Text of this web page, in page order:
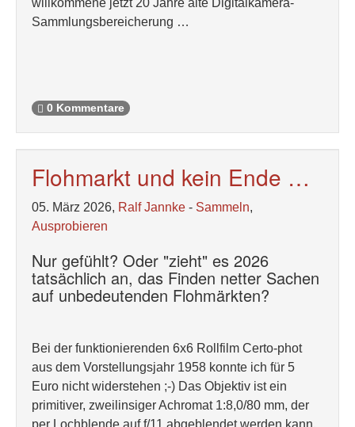
willkommene jetzt 20 Jahre alte Digitalkamera-
Sammlungsbereicherung …
0 Kommentare
Flohmarkt und kein Ende …
05. März 2026, Ralf Jannke - Sammeln,
Ausprobieren
Nur gefühlt? Oder "zieht" es 2026
tatsächlich an, das Finden netter Sachen
auf unbedeutenden Flohmärkten?
Bei der funktionierenden 6x6 Rollfilm Certo-phot
aus dem Vorstellungsjahr 1958 konnte ich für 5
Euro nicht widerstehen ;-) Das Objektiv ist ein
primitiver, zweilinsiger Achromat 1:8,0/80 mm, der
per Lochblende auf f/11 abgeblendet werden kann.